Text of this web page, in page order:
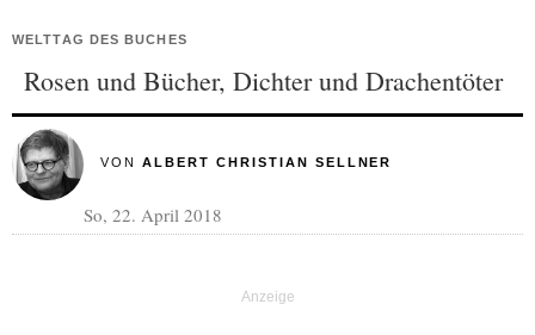
WELTTAG DES BUCHES
Rosen und Bücher, Dichter und Drachentöter
VON ALBERT CHRISTIAN SELLNER
So, 22. April 2018